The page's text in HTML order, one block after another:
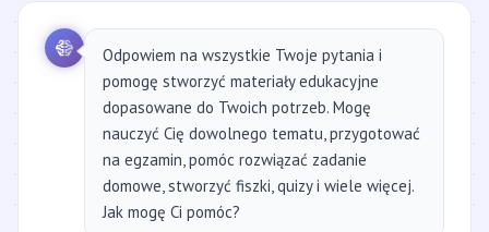
Odpowiem na wszystkie Twoje pytania i
pomogę stworzyć materiały edukacyjne
dopasowane do Twoich potrzeb. Mogę
nauczyć Cię dowolnego tematu, przygotować
na egzamin, pomóc rozwiązać zadanie
domowe, stworzyć fiszki, quizy i wiele więcej.
Jak mogę Ci pomóc?